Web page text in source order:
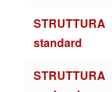
STRUTTURA
standard
STRUTTURA